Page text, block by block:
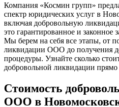
Компания «Космин групп»
спектр юридических услуг в
включая добровольную
это гарантированное и
Мы берем на себя все этапы, от
ликвидации ООО до получения
процедуры. Узнайте сколько
добровольной ликвидации прямо
Стоимость
ООО в